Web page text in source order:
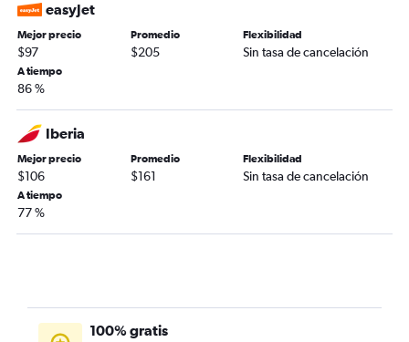
easyJet
Mejor precio
$97
Promedio
$205
Flexibilidad
Sin tasa de cancelación
A tiempo
86 %
Iberia
Mejor precio
$106
Promedio
$161
Flexibilidad
Sin tasa de cancelación
A tiempo
77 %
100% gratis